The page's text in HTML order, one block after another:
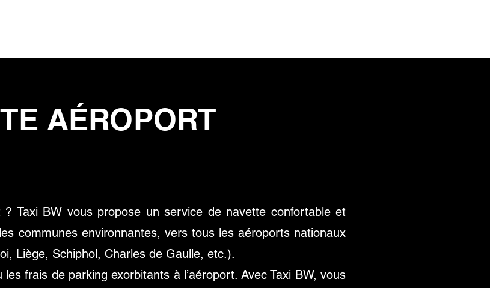
AÉROPORT
? Taxi BW vous propose un service de navette confortable et
communes environnantes, vers tous les aéroports nationaux
Liège, Schiphol, Charles de Gaulle, etc.).
frais de parking exorbitants à l’aéroport. Avec Taxi BW, vous